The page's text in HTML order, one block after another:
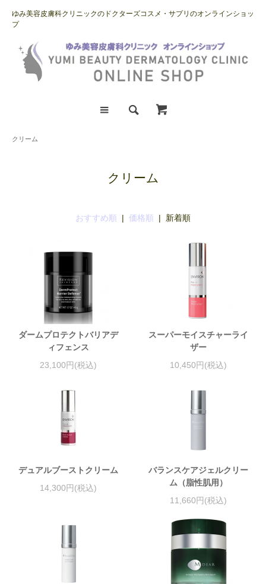
ゆみ美容皮膚科クリニックのドクターズコスメ・サプリのオンラインショッ
プ
クリーム
クリーム
おすすめ順 | 価格順 | 新着順
ダームプロテクトバリアデ
ィフェンス
23,100円(税込)
スーパーモイスチャーライ
ザー
10,450円(税込)
デュアルブーストクリーム
14,300円(税込)
バランスケアジェルクリー
ム（脂性肌用）
11,660円(税込)